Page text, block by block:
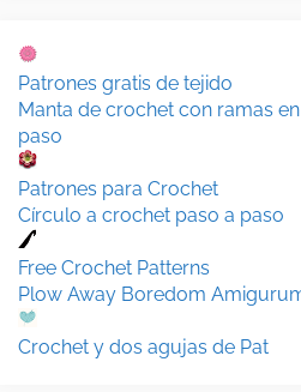
Patrones gratis de tejido
Manta de crochet con ramas
paso
Patrones para Crochet
Círculo a crochet paso a paso
Free Crochet Patterns
Plow Away Boredom
Crochet y dos agujas de Pat